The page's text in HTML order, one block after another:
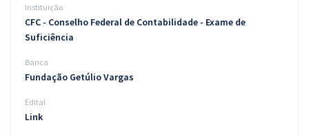
Blog
Instituição
CFC - Conselho Federal de Contabilidade - Exame de
Suficiência
Banca
Fundação Getúlio Vargas
Edital
Link